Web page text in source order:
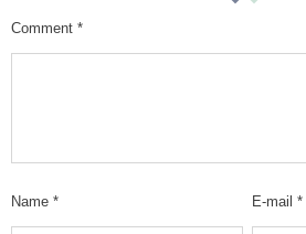
Comment *
Name * E-mail *